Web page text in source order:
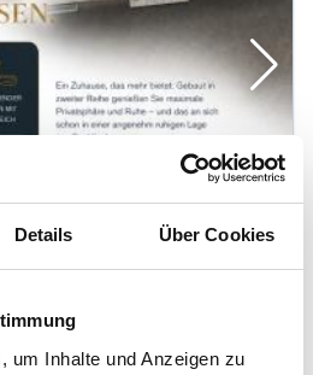
Details Über Cookies
um Inhalte und Anzeigen zu